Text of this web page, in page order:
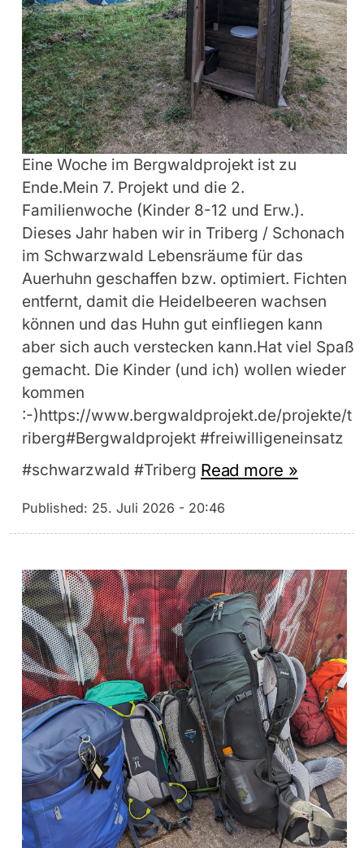
Eine Woche im Bergwaldprojekt ist zu
Ende.Mein 7. Projekt und die 2.
Familienwoche (Kinder 8-12 und Erw.).
Dieses Jahr haben wir in Triberg / Schonach
im Schwarzwald Lebensräume für das
Auerhuhn geschaffen bzw. optimiert. Fichten
entfernt, damit die Heidelbeeren wachsen
können und das Huhn gut einfliegen kann
aber sich auch verstecken kann.Hat viel Spaß
gemacht. Die Kinder (und ich) wollen wieder
kommen
:-)https://www.bergwaldprojekt.de/projekte/t
riberg#Bergwaldprojekt #freiwilligeneinsatz
#schwarzwald #Triberg Read more »
Published: 25. Juli 2026 - 20:46